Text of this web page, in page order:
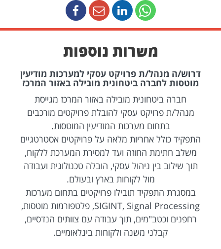
משרות נוספות
דרוש/ה מנהל/ת פרויקט עסקי למערכות מודיעין
מוטסות לחברה ביטחונית מובילה באזור המרכז
חברה ביטחונית מובילה באזור המרכז מגייסת
מנהל/ת פרויקט עסקי להובלת פרויקטים מורכבים
בתחום מערכות המודיעין המוטסות.
התפקיד כולל אחריות מלאה על פרויקטים אסטרטגיים
משלב חתימת החוזה ועד למסירת המערכת ללקוח,
תוך שילוב בין ניהול עסקי, הובלה טכנולוגית ועבודה
מול לקוחות בארץ ובעולם.
במסגרת התפקיד תובילו פרויקטים בתחום מערכות
SIGINT, Signal Processing, פלטפורמות מוטסות,
רחפנים וכטב"מים, תוך עבודה עם צוותים הנדסיים,
קבלני משנה ולקוחות בינלאומיים.